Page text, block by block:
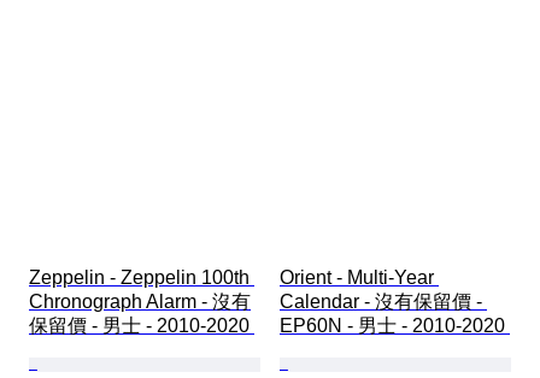
Zeppelin - Zeppelin 100th
Chronograph Alarm - 沒有
保留價 - 男士 - 2010-2020
Orient - Multi-Year
Calendar - 沒有保留價 -
EP60N - 男士 - 2010-2020